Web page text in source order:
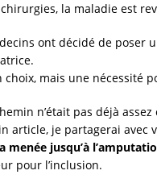
la maladie est
ont décidé de poser
choix, mais une nécessité
n’était pas déjà
article, je partagerai avec
menée jusqu’à
pour l’inclusion.